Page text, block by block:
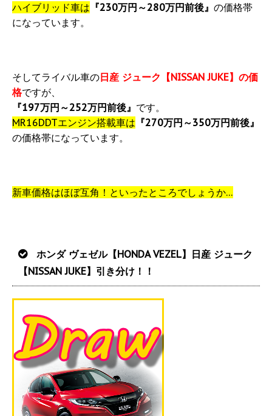
ハイブリッド車は 『230万円～280万円前後』 の価格帯
になっています。
そしてライバル車の日産 ジューク【NISSAN JUKE】の価
格ですが、
『197万円～252万円前後』 です。
MR16DDTエンジン搭載車は 『270万円～350万円前後』
の価格帯になっています。
新車価格はほぼ互角！といったところでしょうか…
ホンダ ヴェゼル【HONDA VEZEL】日産 ジューク
【NISSAN JUKE】引き分け！！